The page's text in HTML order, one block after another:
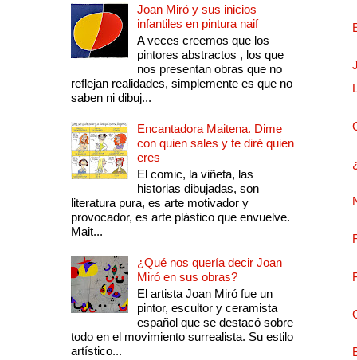
Joan Miró y sus inicios
infantiles en pintura naif
A veces creemos que los
pintores abstractos , los que
nos presentan obras que no
reflejan realidades, simplemente es que no
saben ni dibuj...
Encantadora Maitena. Dime
con quien sales y te diré quien
eres
El comic, la viñeta, las
historias dibujadas, son
literatura pura, es arte motivador y
provocador, es arte plástico que envuelve.
Mait...
¿Qué nos quería decir Joan
Miró en sus obras?
El artista Joan Miró fue un
pintor, escultor y ceramista
español que se destacó sobre
todo en el movimiento surrealista. Su estilo
artístico...